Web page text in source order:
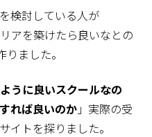
検討している人が
アを築けたら良いなとの
ました。
うに良いスクールなの
れば良いのか 」実際の受
イトを探りました。